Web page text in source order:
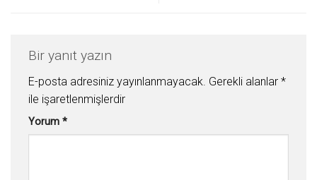
Bir yanıt yazın
E-posta adresiniz yayınlanmayacak. Gerekli alanlar *
ile işaretlenmişlerdir
Yorum *